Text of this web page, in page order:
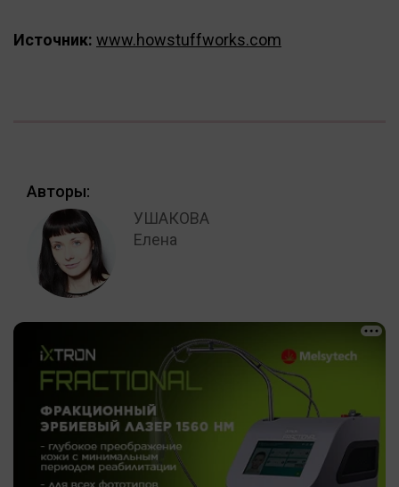
Источник: www.howstuffworks.com
Авторы:
УШАКОВА
Елена